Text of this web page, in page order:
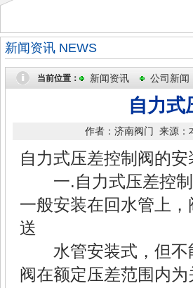
新闻资讯 NEWS
当前位置： 新闻资讯 公司新闻
自力式
作者：济南阀门 来源
自力式压差控制阀的安
一.自力式压差控制
一般安装在回水管上
送
水管安装式，但不
阀在额定压差范围内为